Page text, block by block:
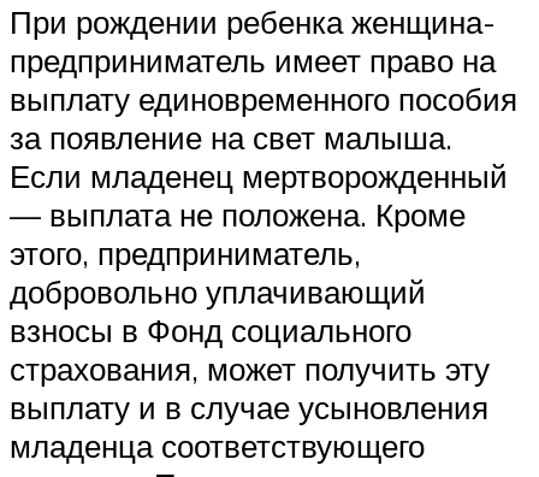
При рождении ребенка женщина-
предприниматель имеет право на
выплату единовременного пособия
за появление на свет малыша.
Если младенец мертворожденный
— выплата не положена. Кроме
этого, предприниматель,
добровольно уплачивающий
взносы в Фонд социального
страхования, может получить эту
выплату и в случае усыновления
младенца соответствующего